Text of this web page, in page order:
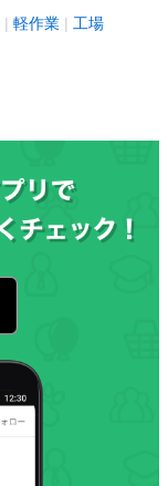
軽作業 工場